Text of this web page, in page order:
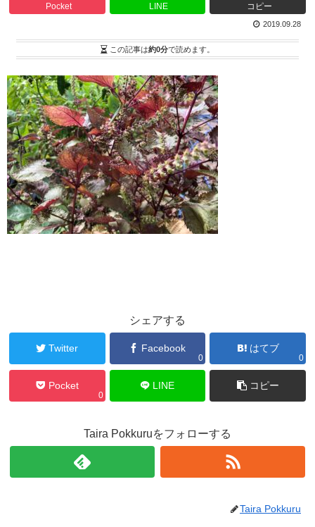
Pocket LINE コピー
2019.09.28
この記事は約0分で読めます。
シェアする
Twitter Facebook
0
はてブ
0
Pocket
0
LINE コピー
Taira Pokkuruをフォローする
Taira Pokkuru